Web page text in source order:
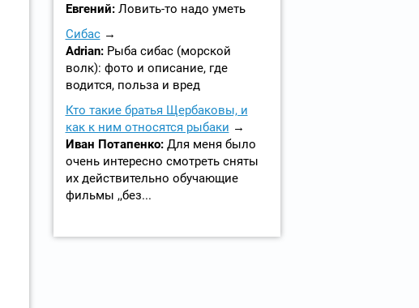
Евгений: Ловить-то надо уметь
Сибас
Adrian: Рыба сибас (морской
волк): фото и описание, где
водится, польза и вред
Кто такие братья Щербаковы, и
как к ним относятся рыбаки
Иван Потапенко: Для меня было
очень интересно смотреть сняты
их действительно обучающие
фильмы ,,без...